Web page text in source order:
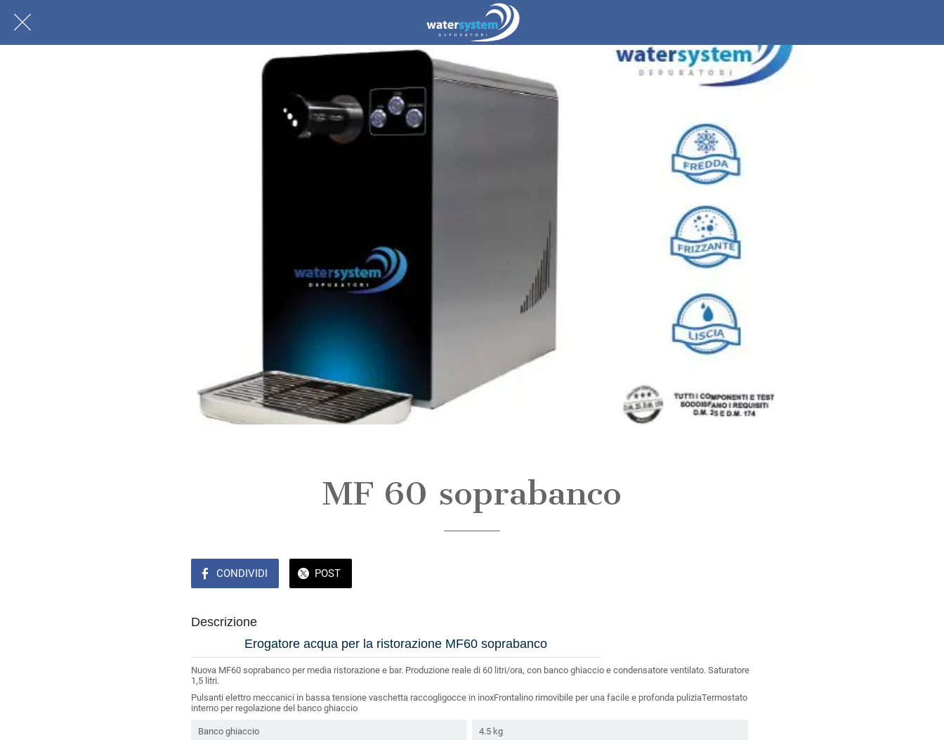
MF 60 soprabanco
CONDIVIDI POST
Descrizione
Erogatore acqua per la ristorazione MF60 soprabanco
Nuova MF60 soprabanco per media ristorazione e bar. Produzione reale di 60 litri/ora, con banco ghiaccio e condensatore ventilato. Saturatore
1,5 litri.
Pulsanti elettro meccanici in bassa tensione vaschetta raccogligocce in inoxFrontalino rimovibile per una facile e profonda puliziaTermostato
interno per regolazione del banco ghiaccio
Banco ghiaccio 4.5 kg